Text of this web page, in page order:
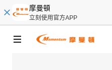
摩曼頓
立刻使用官方APP